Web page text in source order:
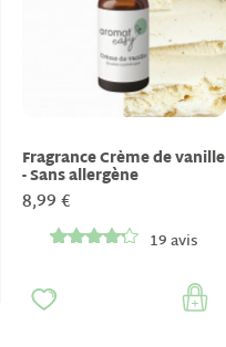
Fragrance Crème de vanille
- Sans allergène
8,99 €
19 avis